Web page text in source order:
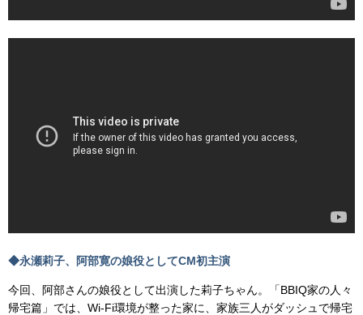
◆永瀬莉子、阿部寛の娘役としてCM初主演
今回、阿部さんの娘役として出演した莉子ちゃん。「BBIQ家の人々
帰宅篇」では、Wi-Fi環境が整った家に、家族三人がダッシュで帰宅